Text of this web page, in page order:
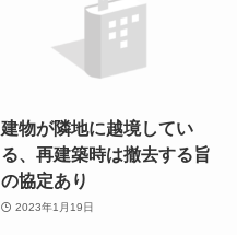
建物が隣地に越境してい
る、再建築時は撤去する旨
の協定あり
2023年1月19日